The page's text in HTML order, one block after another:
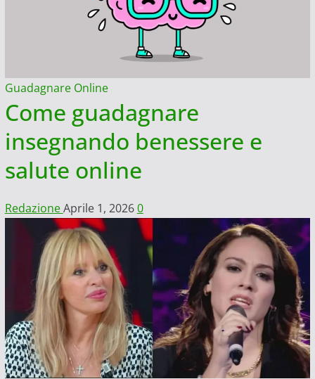
Guadagnare Online
Come guadagnare
insegnando benessere e
salute online
RedazioneAprile 1, 20260